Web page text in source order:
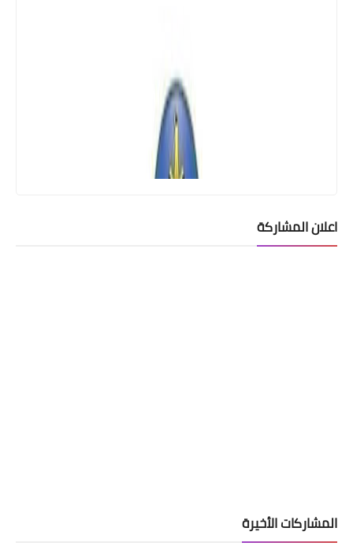
اعلان المشاركة
المشاركات الأخيرة